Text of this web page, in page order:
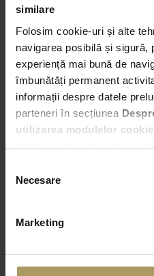
similare
Folosim cookie-uri și alte
navigarea posibilă și sigură,
experiență mai bună de
îmbunătăți permanent
informații despre datele
parteneri în secțiunea
utilizarea modulelor cookie
corespunzător. Fac excepție
sunt activate automat,
consimțământului
Necesare
Marketing
Preluare
Bucuresti – Bd. Expozitiei
Predare